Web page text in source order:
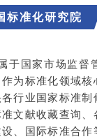
标准化研究院
于国家市场监督
为标准化领域
行业国家标准
文献收藏查询
、国际标准合